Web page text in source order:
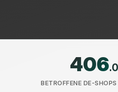
406
BETROFFENE DE-